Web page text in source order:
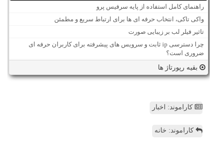
راهنمای کامل استفاده از پایه سرفیس پرو
واکی تاکی، انتخاب حرفه ای ها برای ارتباط سریع و مطمئن
تاثیر فیلر لب بر زیبایی صورت
چرا دسترسی ip ثابت و سرویس های پیشرفته برای کاربران حرفه ای
ضروری است؟
بقیه رپورتاژ ها
کاراموند: اخبار
کاراموند: خانه